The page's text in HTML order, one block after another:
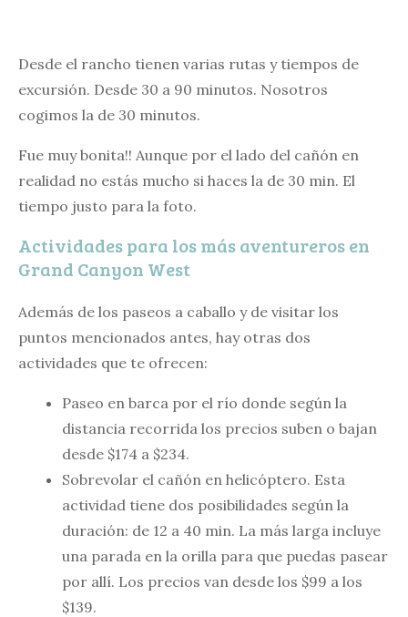
Desde el rancho tienen varias rutas y tiempos de
excursión. Desde 30 a 90 minutos. Nosotros
cogimos la de 30 minutos.
Fue muy bonita!! Aunque por el lado del cañón en
realidad no estás mucho si haces la de 30 min. El
tiempo justo para la foto.
Actividades para los más aventureros en
Grand Canyon West
Además de los paseos a caballo y de visitar los
puntos mencionados antes, hay otras dos
actividades que te ofrecen:
Paseo en barca por el río donde según la
distancia recorrida los precios suben o bajan
desde $174 a $234.
Sobrevolar el cañón en helicóptero. Esta
actividad tiene dos posibilidades según la
duración: de 12 a 40 min. La más larga incluye
una parada en la orilla para que puedas pasear
por allí. Los precios van desde los $99 a los
$139.